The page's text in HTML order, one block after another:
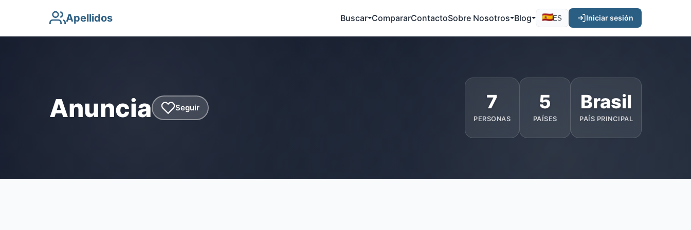
Apellidos Buscar CompararContactoSobre Nosotros Blog ES Iniciar sesión
Anuncia Seguir 7
PERSONAS
5
PAÍSES
Brasil
PAÍS PRINCIPAL